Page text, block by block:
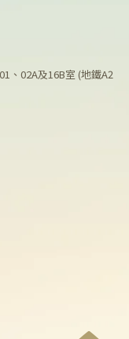
、02A及16B室 (地鐵A2